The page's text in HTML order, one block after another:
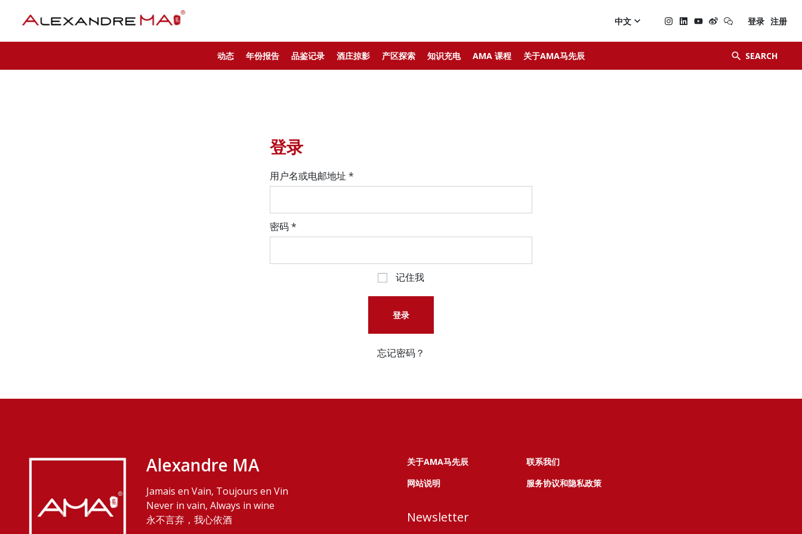
动态 年份报告 品鉴记录 酒庄掠影 产区探索 知识充电 AMA 课程 关于AMA马先辰  SEARCH

中文  登录 注册
登录
用户名或电邮地址 *
密码*
记住我
登录
忘记密码？
Alexandre MA
Jamais en Vain, Toujours en Vin
Never in vain, Always in wine
永不言弃，我心依酒
关于AMA马先辰
联系我们
网站说明
服务协议和隐私政策
Newsletter